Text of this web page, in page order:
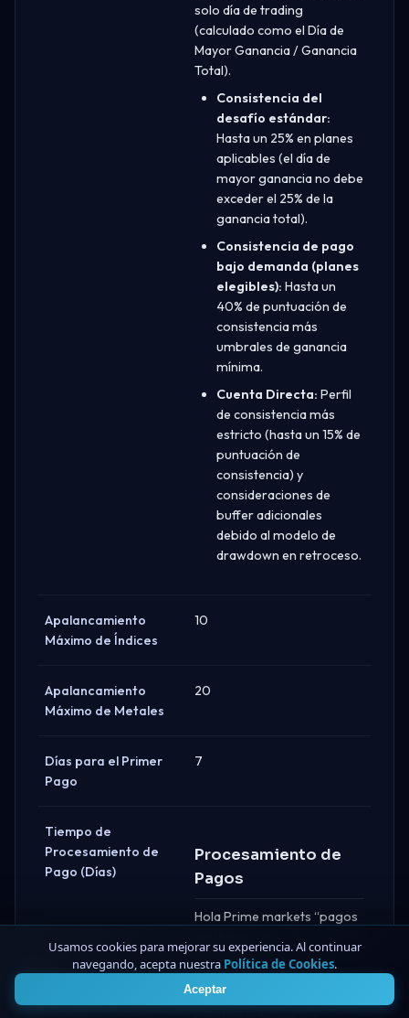
solo día de trading
(calculado como el Día de
Mayor Ganancia / Ganancia
Total).
Consistencia del
desafío estándar:
Hasta un 25% en planes
aplicables (el día de
mayor ganancia no debe
exceder el 25% de la
ganancia total).
Consistencia de pago
bajo demanda (planes
elegibles): Hasta un
40% de puntuación de
consistencia más
umbrales de ganancia
mínima.
Cuenta Directa: Perfil
de consistencia más
estricto (hasta un 15% de
puntuación de
consistencia) y
consideraciones de
buffer adicionales
debido al modelo de
drawdown en retroceso.
Apalancamiento
Máximo de Índices
10
Apalancamiento
Máximo de Metales
20
Días para el Primer
Pago
7
Tiempo de
Procesamiento de
Pago (Días)
Procesamiento de
Pagos
Hola Prime markets “pagos
pago se envían a través del
flujo del cliente/tablero y
generalmente se procesan
Usamos cookies para mejorar su experiencia. Al continuar
navegando, acepta nuestra Política de Cookies.
Aceptar